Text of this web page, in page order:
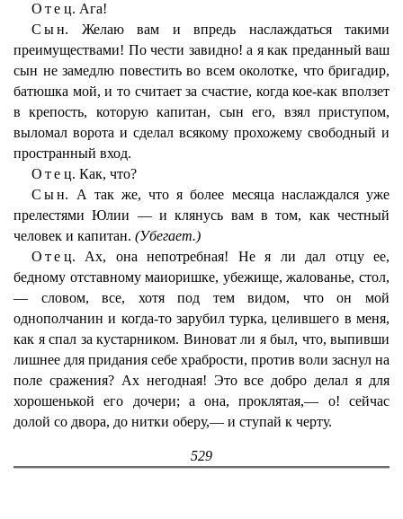
Отец. Ага!
Сын. Желаю вам и впредь наслаждаться такими
преимуществами! По чести завидно! а я как преданный ваш
сын не замедлю повестить во всем околотке, что бригадир,
батюшка мой, и то считает за счастие, когда кое-как вползет
в крепость, которую капитан, сын его, взял приступом,
выломал ворота и сделал всякому прохожему свободный и
пространный вход.
Отец. Как, что?
Сын. А так же, что я более месяца наслаждался уже
прелестями Юлии — и клянусь вам в том, как честный
человек и капитан. (Убегает.)
Отец. Ах, она непотребная! Не я ли дал отцу ее,
бедному отставному маиоришке, убежище, жалованье, стол,
— словом, все, хотя под тем видом, что он мой
однополчанин и когда-то зарубил турка, целившего в меня,
как я спал за кустарником. Виноват ли я был, что, выпивши
лишнее для придания себе храбрости, против воли заснул на
поле сражения? Ах негодная! Это все добро делал я для
хорошенькой его дочери; а она, проклятая,— о! сейчас
долой со двора, до нитки оберу,— и ступай к черту.
529